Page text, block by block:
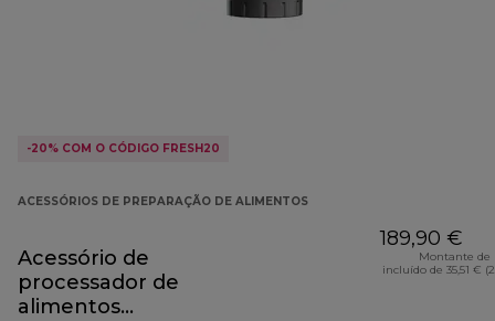
-20% COM O CÓDIGO FRESH20
ACESSÓRIOS DE PREPARAÇÃO DE ALIMENTOS
Acessório de
processador de
alimentos
189,90 €
Montante de
incluído de 35,51 €